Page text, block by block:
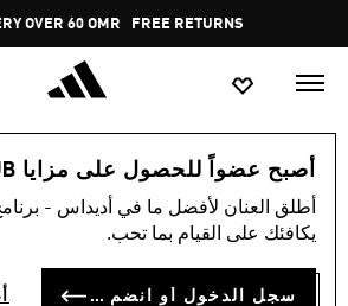
Pause
promotion
rotation
OVER 60 OMR FREE RETURNS
أصبح عضواً للحصول على مزايا ADICLUB
أطلق العنان لأفضل ما في أديداس -
يكافئك على القيام بما تحب.
سجل الدخول أو انضم الآن
النساء
-50%
حذاء DROPSET 3 TRAINING